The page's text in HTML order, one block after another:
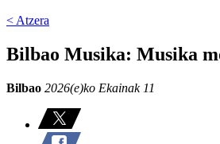
< Atzera
Bilbao Musika: Musika
Bilbao 2026(e)ko Ekainak 11